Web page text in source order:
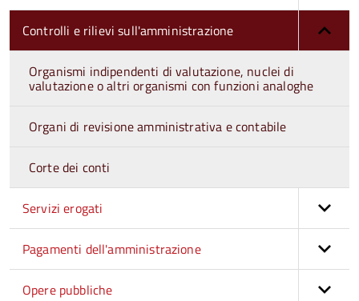
Controlli e rilievi sull'amministrazione
Organismi indipendenti di valutazione, nuclei di
valutazione o altri organismi con funzioni analoghe
Organi di revisione amministrativa e contabile
Corte dei conti
Servizi erogati
Pagamenti dell'amministrazione
Opere pubbliche